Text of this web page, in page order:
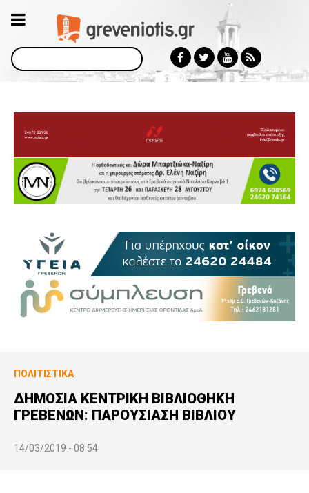
Αναζήτηση
ΠΟΛΙΤΙΣΤΙΚΆ
ΔΗΜΟΣΙΑ ΚΕΝΤΡΙΚΗ ΒΙΒΛΙΟΘΗΚΗ
ΓΡΕΒΕΝΩΝ: ΠΑΡΟΥΣΙΑΣΗ ΒΙΒΛΙΟΥ
14/03/2019 - 08:54